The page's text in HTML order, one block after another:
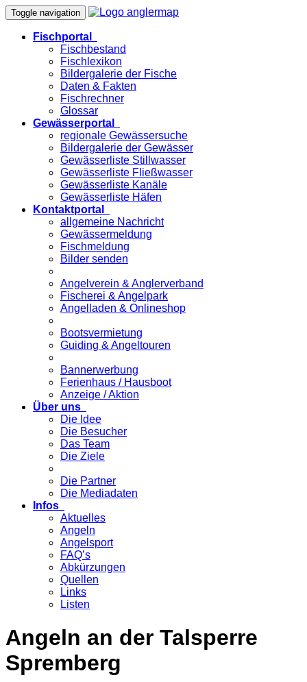
Toggle navigation
Fischportal
Fischbestand
Fischlexikon
Bildergalerie der Fische
Daten & Fakten
Fischrechner
Glossar
Gewässerportal
regionale Gewässersuche
Bildergalerie der Gewässer
Gewässerliste Stillwasser
Gewässerliste Fließwasser
Gewässerliste Kanäle
Gewässerliste Häfen
Kontaktportal
allgemeine Nachricht
Gewässermeldung
Fischmeldung
Bilder senden
Angelverein & Anglerverband
Fischerei & Angelpark
Angelladen & Onlineshop
Bootsvermietung
Guiding & Angeltouren
Bannerwerbung
Ferienhaus / Hausboot
Anzeige / Aktion
Über uns
Die Idee
Die Besucher
Das Team
Die Ziele
Die Partner
Die Mediadaten
Infos
Aktuelles
Angeln
Angelsport
FAQ’s
Abkürzungen
Quellen
Links
Listen
Angeln an der Talsperre
Spremberg